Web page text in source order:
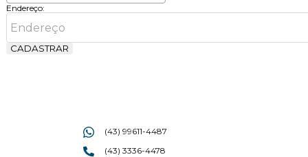
Endereço:
CADASTRAR
(43) 99611-4487
(43) 3336-4478